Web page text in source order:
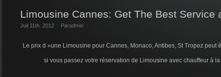
Limousine Cannes: Get The Best Service
Juil 11th. 2012 Paradmin
Le prix d »une Limousine pour Cannes, Monaco, Antibes, St Tropez peut
si vous passez votre réservation de Limousine avec chauffeur à